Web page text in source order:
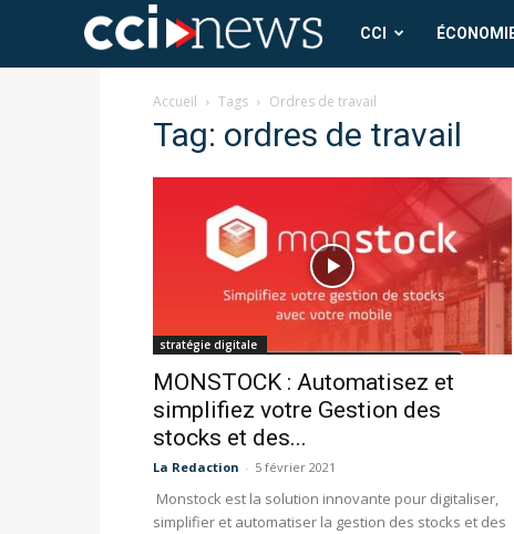
CCI
News
CCI
Accueil Tags Ordres de travail
Tag: ordres de travail
stratégie digitale
MONSTOCK : Automatisez et
simplifiez votre Gestion des
stocks et des...
La Redaction - 5 février 2021
Monstock est la solution innovante pour digitaliser,
simplifier et automatiser la gestion des stocks et des